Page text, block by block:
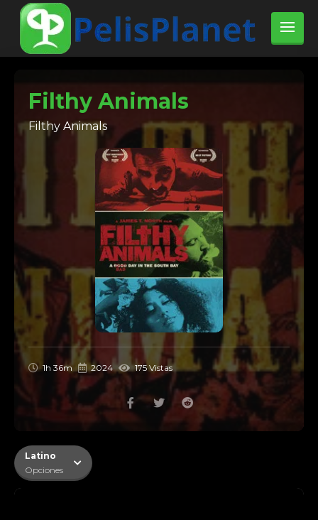
Filthy Animals
Filthy Animals
1h 36m 2024 175 Vistas
Latino
Opciones